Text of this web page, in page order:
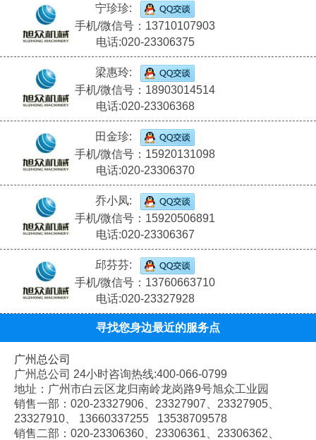
宁珍珍:
手机/微信号：13710107903
电话:020-23306375
梁惠玲:
手机/微信号：18903014514
电话:020-23306368
田金珍:
手机/微信号：15920131098
电话:020-23306370
乔小凤:
手机/微信号：15920506891
电话:020-23306367
邱芬芬:
手机/微信号：13760663710
电话:020-23327928
寻找您身边最近的服务点
广州总公司
广州总公司 24小时咨询热线:400-066-0799
地址：广州市白云区龙归南岭龙岗路9号旭众工业园
销售一部：020-23327906、 23327907、 23327905、
23327910、
13660337255 13538709578
销售二部：020-23306360、 23306361、 23306362、